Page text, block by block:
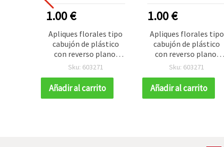
1.00 €
Apliques florales tipo
cabujón de plástico
con reverso plano,
colores surtidos, 2 cm,
Sku: 603271
Añadir al carrito
1.00 €
Apliques florales tipo
cabujón de plástico
con reverso plano,
colores surtidos, 2 cm,
Sku: 603271
Añadir al carrito